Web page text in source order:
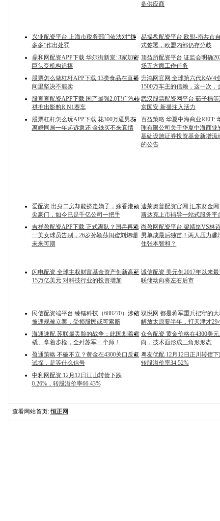
备供应商
兴业配资平台 上海市税务部门依法对“拼
多多”作出处罚
易操盘配资平台 欧盟-南共市
式签署，欧盟内部仍存分歧
鼎和网配资APP下载 华尔街新宠: 3家加密
巨头受机构追捧
顶益所配资平台 证监会明确
场五方面工作任务
股票怎么做杠杆APP下载 13类食品在直播
间里坚决不能卖
升鸿网官网 全球第六代RAV4
1500万车主的信赖，这一次，
股查查配资APP下载 国产最强2.0T!广汽传
祺推出影豹R N1赛车
武汉股票配资网平台 茹子楠
京国安 新援注入活力
股票杠杆怎么玩APP下载 花300万逼男友
离婚同居一年起诉返还 金钱买不来真情
百益策略 华夏中海商业REIT:
理有限公司关于华夏中海商业
基础设施证券投资基金新增流
的公告
爱配资 出身二房却能挤走嫡子，嫁香港顶
尖豪门，如今已是千亿公司一把手
迪莱奥普配资官网 汇东财金
斯达克上市辅导一站式服务平
吉祥盈配资APP下载 正式离队？国乒再添
一美女球员告别，26岁孙颖莎闺蜜刘炜珊
未来可期
尚盈网配资平台 梁靖崑VS林
男单成最后独苗！两人压力骤
住张本智和？
闪电配资 全球主权财富基金资产创新高至
15万亿美元 对科技行业的投资增加
诚信配资 美元创2017年以来
联储动向将左右后市
民信配资端平台 臻镭科技（688270）涉信
披违规被立案，受损股民或可索赔
双悦网 都是蒋军重兵把守的
解放太原要半年，打天津才29
海通速配 苏联最丢脸的战争：此国划着雪
橇、拿着步枪，全歼苏军一个师！
众合配资 黄金价格在4300美
向，技术面形成三角形形态
盈通策略 不破不立？黄金在4300关口反复
试探，是等什么信号
粤友优配 12月12日正川转债
转股溢价率34.52%
中利网配资 12月12日江山转债下跌
0.26%，转股溢价率66.43%
查看网站首页:恒正网